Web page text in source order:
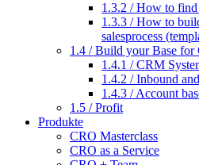
1.3.2 / How to
1.3.3 / How to
salesprocess
1.4 / Build your Base
1.4.1 / CRM
1.4.2 / Inbound
1.4.3 / Account
1.5 / Profit
Produkte
CRO Masterclass
CRO as a Service